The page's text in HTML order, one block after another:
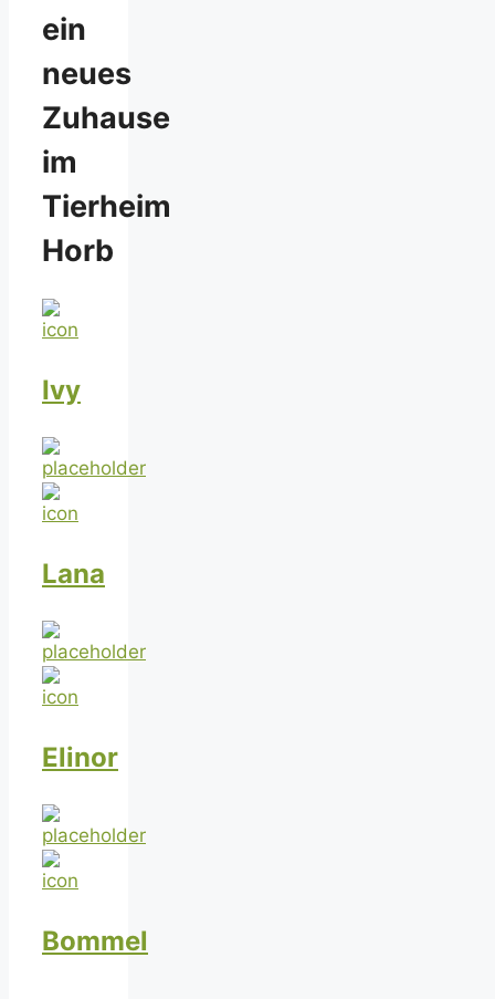
ein
neues
Zuhause
im
Tierheim
Horb
Ivy
Lana
Elinor
Bommel